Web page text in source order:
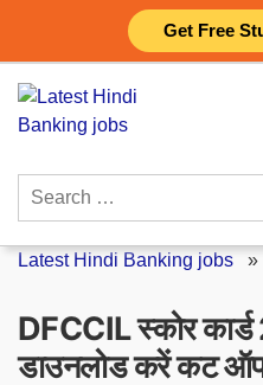
Get Free
content
Search
Latest Hindi Banking jobs »
DFCCIL स्कोर
डाउनलोड करें कट